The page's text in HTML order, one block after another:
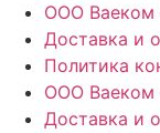
ООО Ваеком
Доставка и
Политика
ООО Ваеком
Доставка и